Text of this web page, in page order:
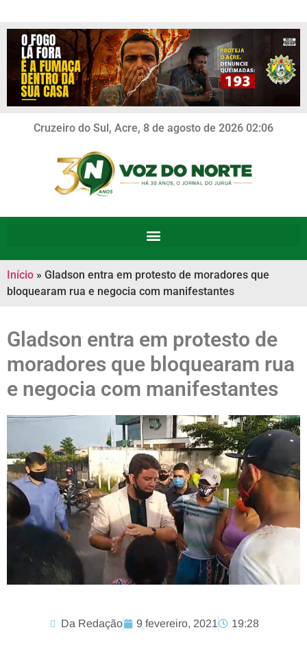
Cruzeiro do Sul, Acre, 8 de agosto de 2026 02:06
Início » Gladson entra em protesto de moradores que
bloquearam rua e negocia com manifestantes
Gladson entra em protesto de
moradores que bloquearam rua
e negocia com manifestantes
Da Redação 9 fevereiro, 2021 19:28